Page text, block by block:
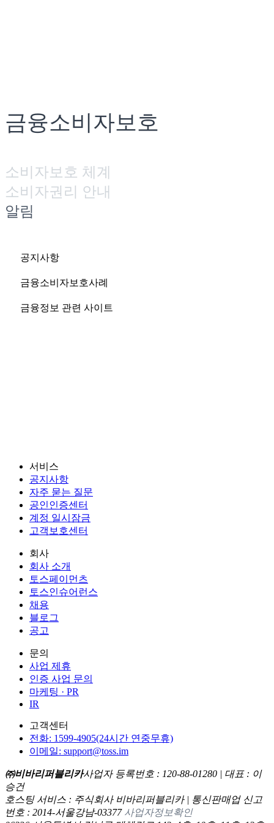
금융소비자보호
소비자보호 체계
소비자권리 안내
알림
공지사항
금융소비자보호사례
금융정보 관련 사이트
서비스
공지사항
자주 묻는 질문
공인인증센터
계정 일시잠금
고객보호센터
회사
회사 소개
토스페이먼츠
토스인슈어런스
채용
블로그
공고
문의
사업 제휴
인증 사업 문의
마케팅 · PR
IR
고객센터
전화: 1599-4905(24시간 연중무휴)
이메일: support@toss.im
㈜비바리퍼블리카사업자 등록번호 : 120-88-01280 | 대표 : 이
승건
호스팅 서비스 : 주식회사 비바리퍼블리카 | 통신판매업 신고
번호 : 2014-서울강남-03377 사업자정보확인